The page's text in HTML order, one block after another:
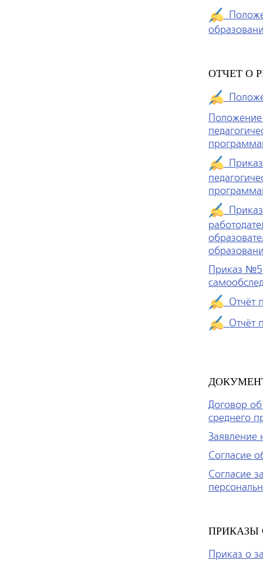
ОТЧЕТ О
Положение
Приказ
Приказ
Приказ №5
Отчёт
Отчёт
Договор
среднего
Заявление
Согласие
Согласие
ПРИКАЗЫ
Приказ о